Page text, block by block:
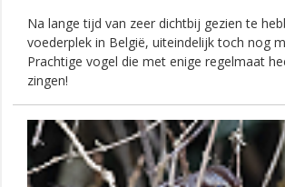
Na lange tijd van zeer dichtbij gezien te
voederplek in België, uiteindelijk toch nog
Prachtige vogel die met enige regelmaat
zingen!